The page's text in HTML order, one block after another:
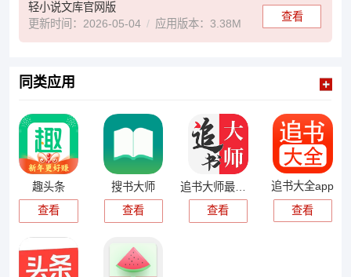
轻小说文库官网版
更新时间：2026-05-04
应用版本：3.38M
查看
同类应用
趣头条
查看
搜书大师
查看
查看
追书大全app
查看